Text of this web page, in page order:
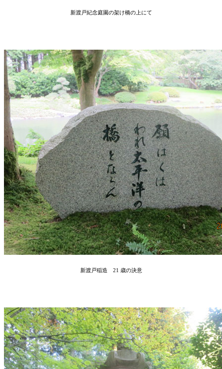
新渡戸紀念庭園の架け橋の上にて
新渡戸稲造 21 歳の決意